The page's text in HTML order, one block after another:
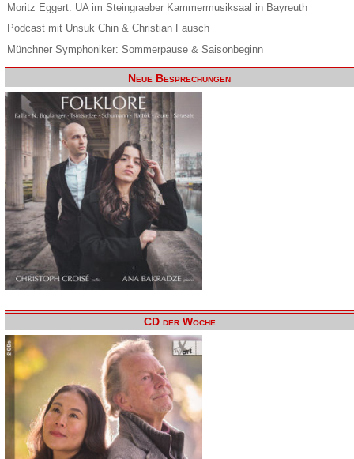
Moritz Eggert. UA im Steingraeber Kammermusiksaal in Bayreuth
Podcast mit Unsuk Chin & Christian Fausch
Münchner Symphoniker: Sommerpause & Saisonbeginn
Neue Besprechungen
CD der Woche